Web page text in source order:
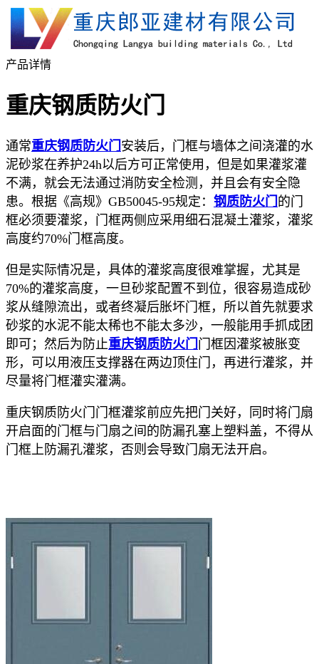
产品详情
重庆钢质防火门
通常重庆钢质防火门 安装后，门框与墙体之间浇灌的水
泥砂浆在养护24h以后方可正常使用，但是如果灌浆灌
不满，就会无法通过消防安全检测，并且会有安全隐
患。根据《高规》GB50045-95规定： 钢质防火门 的门
框必须要灌浆，门框两侧应采用细石混凝土灌浆，灌浆
高度约70%门框高度。
但是实际情况是，具体的灌浆高度很难掌握，尤其是
70%的灌浆高度，一旦砂浆配置不到位，很容易造成砂
浆从缝隙流出，或者终凝后胀坏门框，所以首先就要求
砂浆的水泥不能太稀也不能太多沙，一般能用手抓成团
即可；然后为防止重庆钢质防火门 门框因灌浆被胀变
形，可以用液压支撑器在两边顶住门，再进行灌浆，并
尽量将门框灌实灌满。
重庆钢质防火门门框灌浆前应先把门关好，同时将门扇
开启面的门框与门扇之间的防漏孔塞上塑料盖，不得从
门框上防漏孔灌浆，否则会导致门扇无法开启。